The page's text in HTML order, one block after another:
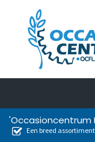
'Occasioncentrum
Een breed assortiment